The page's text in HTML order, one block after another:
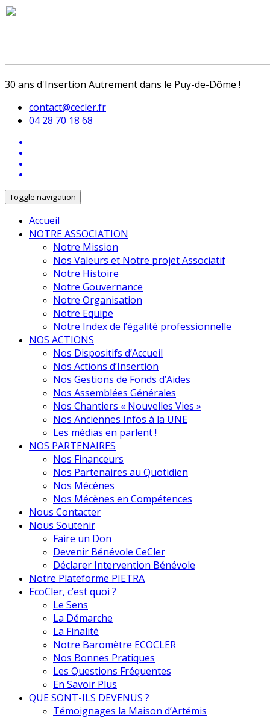
30 ans d'Insertion Autrement dans le Puy-de-Dôme !
contact@cecler.fr
04 28 70 18 68
Toggle navigation
Accueil
NOTRE ASSOCIATION
Notre Mission
Nos Valeurs et Notre projet Associatif
Notre Histoire
Notre Gouvernance
Notre Organisation
Notre Equipe
Notre Index de l’égalité professionnelle
NOS ACTIONS
Nos Dispositifs d’Accueil
Nos Actions d’Insertion
Nos Gestions de Fonds d’Aides
Nos Assemblées Générales
Nos Chantiers « Nouvelles Vies »
Nos Anciennes Infos à la UNE
Les médias en parlent !
NOS PARTENAIRES
Nos Financeurs
Nos Partenaires au Quotidien
Nos Mécènes
Nos Mécènes en Compétences
Nous Contacter
Nous Soutenir
Faire un Don
Devenir Bénévole CeCler
Déclarer Intervention Bénévole
Notre Plateforme PIETRA
EcoCler, c’est quoi ?
Le Sens
La Démarche
La Finalité
Notre Baromètre ECOCLER
Nos Bonnes Pratiques
Les Questions Fréquentes
En Savoir Plus
QUE SONT-ILS DEVENUS ?
Témoignages la Maison d’Artémis